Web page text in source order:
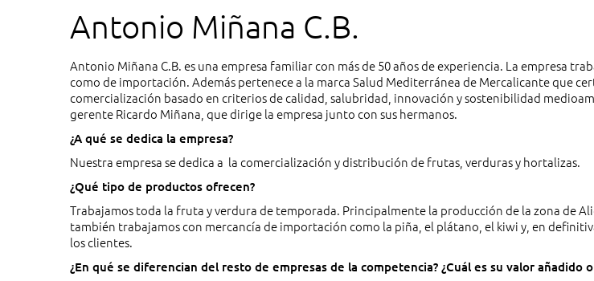
Antonio Miñana C.B.
Antonio Miñana C.B. es una empresa familiar con más de 50 años de experiencia. La empresa
como de importación. Además pertenece a la marca Salud Mediterránea de Mercalicante que
comercialización basado en criterios de calidad, salubridad, innovación y sostenibilidad
gerente Ricardo Miñana, que dirige la empresa junto con sus hermanos.
¿A qué se dedica la empresa?
Nuestra empresa se dedica a la comercialización y distribución de frutas, verduras y hortalizas.
¿Qué tipo de productos ofrecen?
Trabajamos toda la fruta y verdura de temporada. Principalmente la producción de la zona de
también trabajamos con mercancía de importación como la piña, el plátano, el kiwi y, en
los clientes.
¿En qué se diferencian del resto de empresas de la competencia? ¿Cuál es su valor añadido